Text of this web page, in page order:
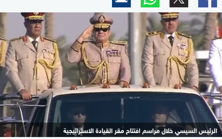
الرئيس السيسي خلال مراسم افتتاح مقر القيادة الاستراتيجية